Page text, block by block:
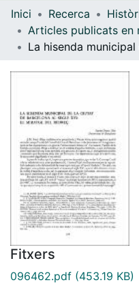
Inici Recerca
Fitxers
096462.pdf (453.19 KB)